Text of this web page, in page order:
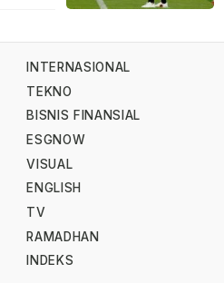
INTERNASIONAL
TEKNO
BISNIS FINANSIAL
ESGNOW
VISUAL
ENGLISH
TV
RAMADHAN
INDEKS